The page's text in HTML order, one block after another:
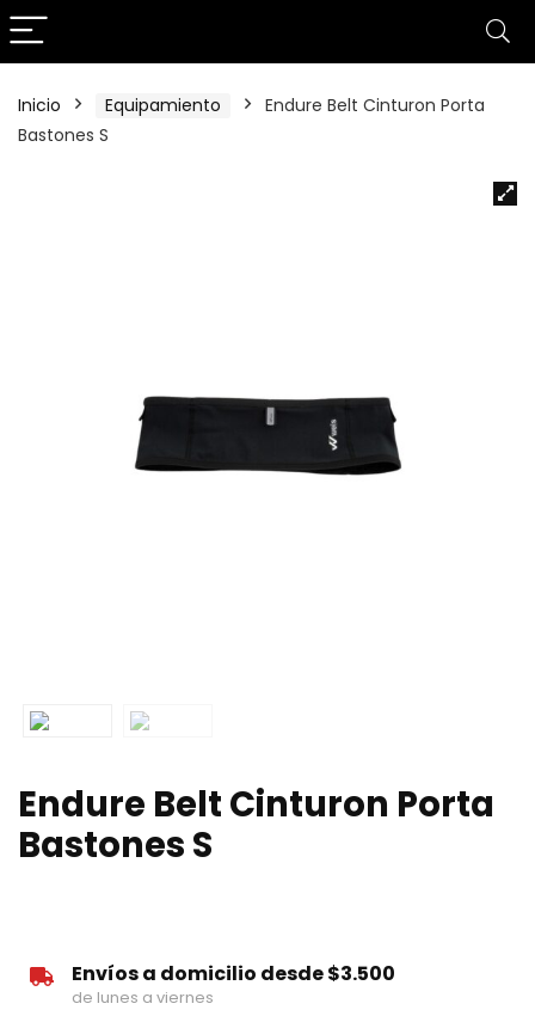
Inicio Equipamiento
Endure Belt Cinturon Porta
Bastones S
Endure Belt Cinturon Porta
Bastones S
Envíos a domicilio desde $3.500
de lunes a viernes